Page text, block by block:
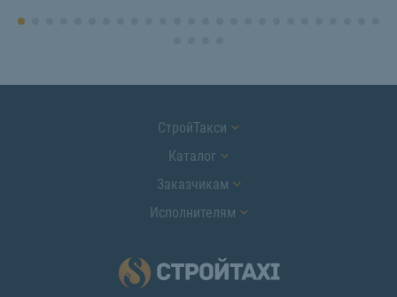
СтройТакси
Каталог
Заказчикам
Исполнителям